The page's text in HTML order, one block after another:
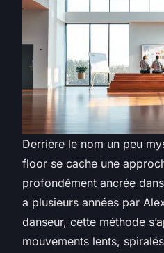
Derrière le nom un peu
floor se cache une
profondément ancrée
a plusieurs années par
danseur, cette méthode
mouvements lents,